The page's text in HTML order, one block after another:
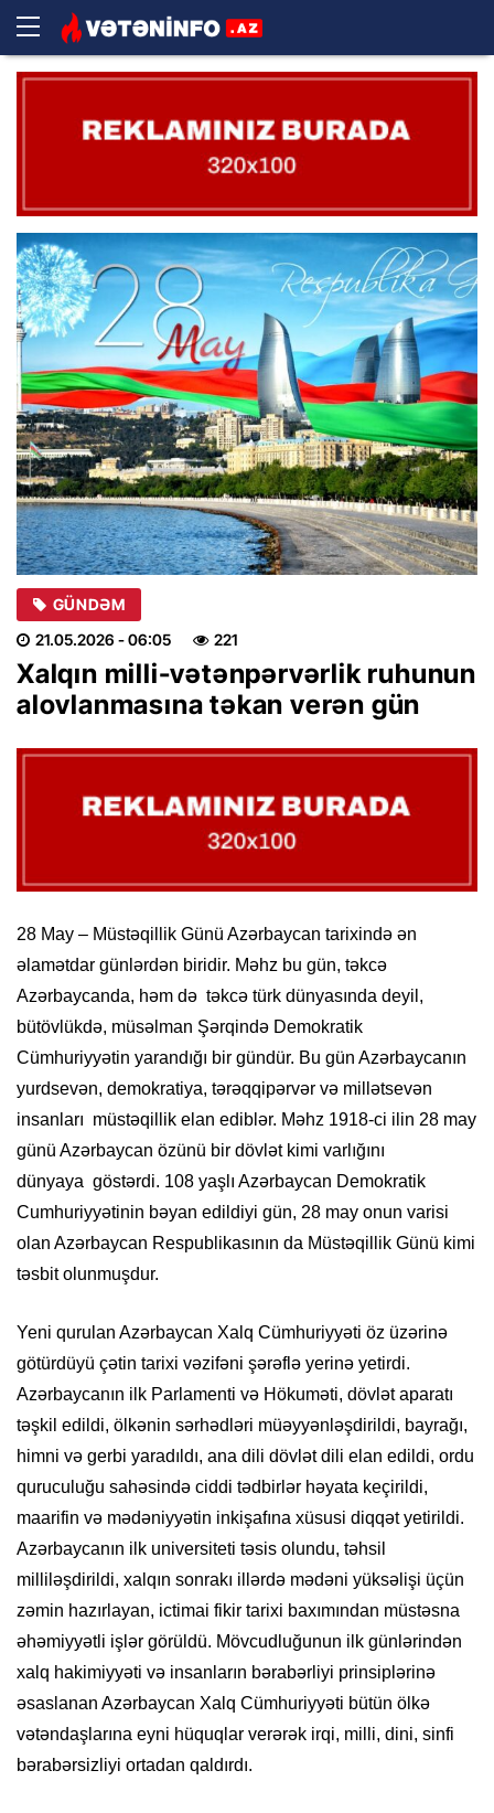
GÜNDƏM
21.05.2026 - 06:05 221
Xalqın milli-vətənpərvərlik ruhunun
alovlanmasına təkan verən gün
28 May – Müstəqillik Günü Azərbaycan tarixində ən
əlamətdar günlərdən biridir. Məhz bu gün, təkcə
Azərbaycanda, həm də təkcə türk dünyasında deyil,
bütövlükdə, müsəlman Şərqində Demokratik
Cümhuriyyətin yarandığı bir gündür. Bu gün Azərbaycanın
yurdsevən, demokratiya, tərəqqipərvər və millətsevən
insanları müstəqillik elan ediblər. Məhz 1918-ci ilin 28 may
günü Azərbaycan özünü bir dövlət kimi varlığını
dünyaya göstərdi. 108 yaşlı Azərbaycan Demokratik
Cumhuriyyətinin bəyan edildiyi gün, 28 may onun varisi
olan Azərbaycan Respublikasının da Müstəqillik Günü kimi
təsbit olunmuşdur.
Yeni qurulan Azərbaycan Xalq Cümhuriyyəti öz üzərinə
götürdüyü çətin tarixi vəzifəni şərəflə yerinə yetirdi.
Azərbaycanın ilk Parlamenti və Hökuməti, dövlət aparatı
təşkil edildi, ölkənin sərhədləri müəyyənləşdirildi, bayrağı,
himni və gerbi yaradıldı, ana dili dövlət dili elan edildi, ordu
quruculuğu sahəsində ciddi tədbirlər həyata keçirildi,
maarifin və mədəniyyətin inkişafına xüsusi diqqət yetirildi.
Azərbaycanın ilk universiteti təsis olundu, təhsil
milliləşdirildi, xalqın sonrakı illərdə mədəni yüksəlişi üçün
zəmin hazırlayan, ictimai fikir tarixi baxımından müstəsna
əhəmiyyətli işlər görüldü. Mövcudluğunun ilk günlərindən
xalq hakimiyyəti və insanların bərabərliyi prinsiplərinə
əsaslanan Azərbaycan Xalq Cümhuriyyəti bütün ölkə
vətəndaşlarına eyni hüquqlar verərək irqi, milli, dini, sinfi
bərabərsizliyi ortadan qaldırdı.